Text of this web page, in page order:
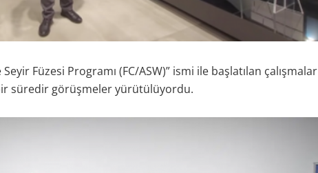
Füzesi Programı (FC/ASW)” ismi ile başlatılan çalışmalar
süredir görüşmeler yürütülüyordu.